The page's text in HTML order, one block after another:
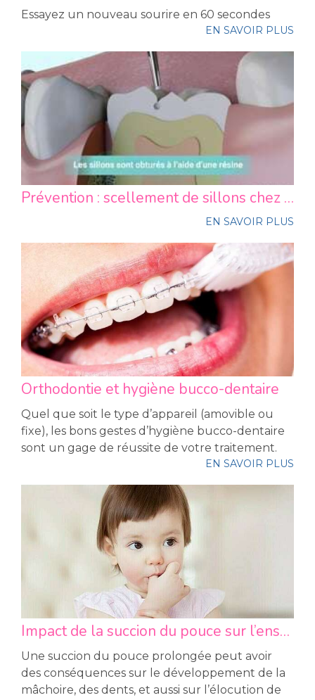
Essayez un nouveau sourire en 60 secondes
EN SAVOIR PLUS
Prévention : scellement de sillons chez l'enfant
EN SAVOIR PLUS
Orthodontie et hygiène bucco-dentaire
Quel que soit le type d’appareil (amovible ou
fixe), les bons gestes d’hygiène bucco-dentaire
sont un gage de réussite de votre traitement.
EN SAVOIR PLUS
Impact de la succion du pouce sur l’ensemble bucco-dentaire
Une succion du pouce prolongée peut avoir
des conséquences sur le développement de la
mâchoire, des dents, et aussi sur l’élocution de